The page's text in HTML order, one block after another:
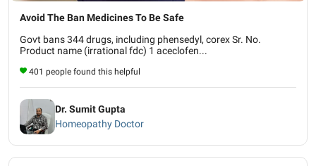
Avoid The Ban Medicines To Be Safe
Govt bans 344 drugs, including phensedyl, corex Sr. No.
Product name (irrational fdc) 1 aceclofen...
401 people found this helpful
Dr. Sumit Gupta
Homeopathy Doctor